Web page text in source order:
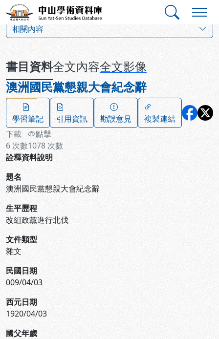
跳到主要內容
中山學術資料庫
相關內容
書目資料全文內容全文影像
澳洲國民黨懇親大會紀念辭
學習筆記 引用資訊 勘誤意見
複製連結
下載
6 次數
點擊
1078 次數
詮釋資料說明
題名
澳洲國民黨懇親大會紀念辭
生平歷程
改組政黨進行北伐
文件類型
雜文
民國日期
009/04/03
西元日期
1920/04/03
國父年歲